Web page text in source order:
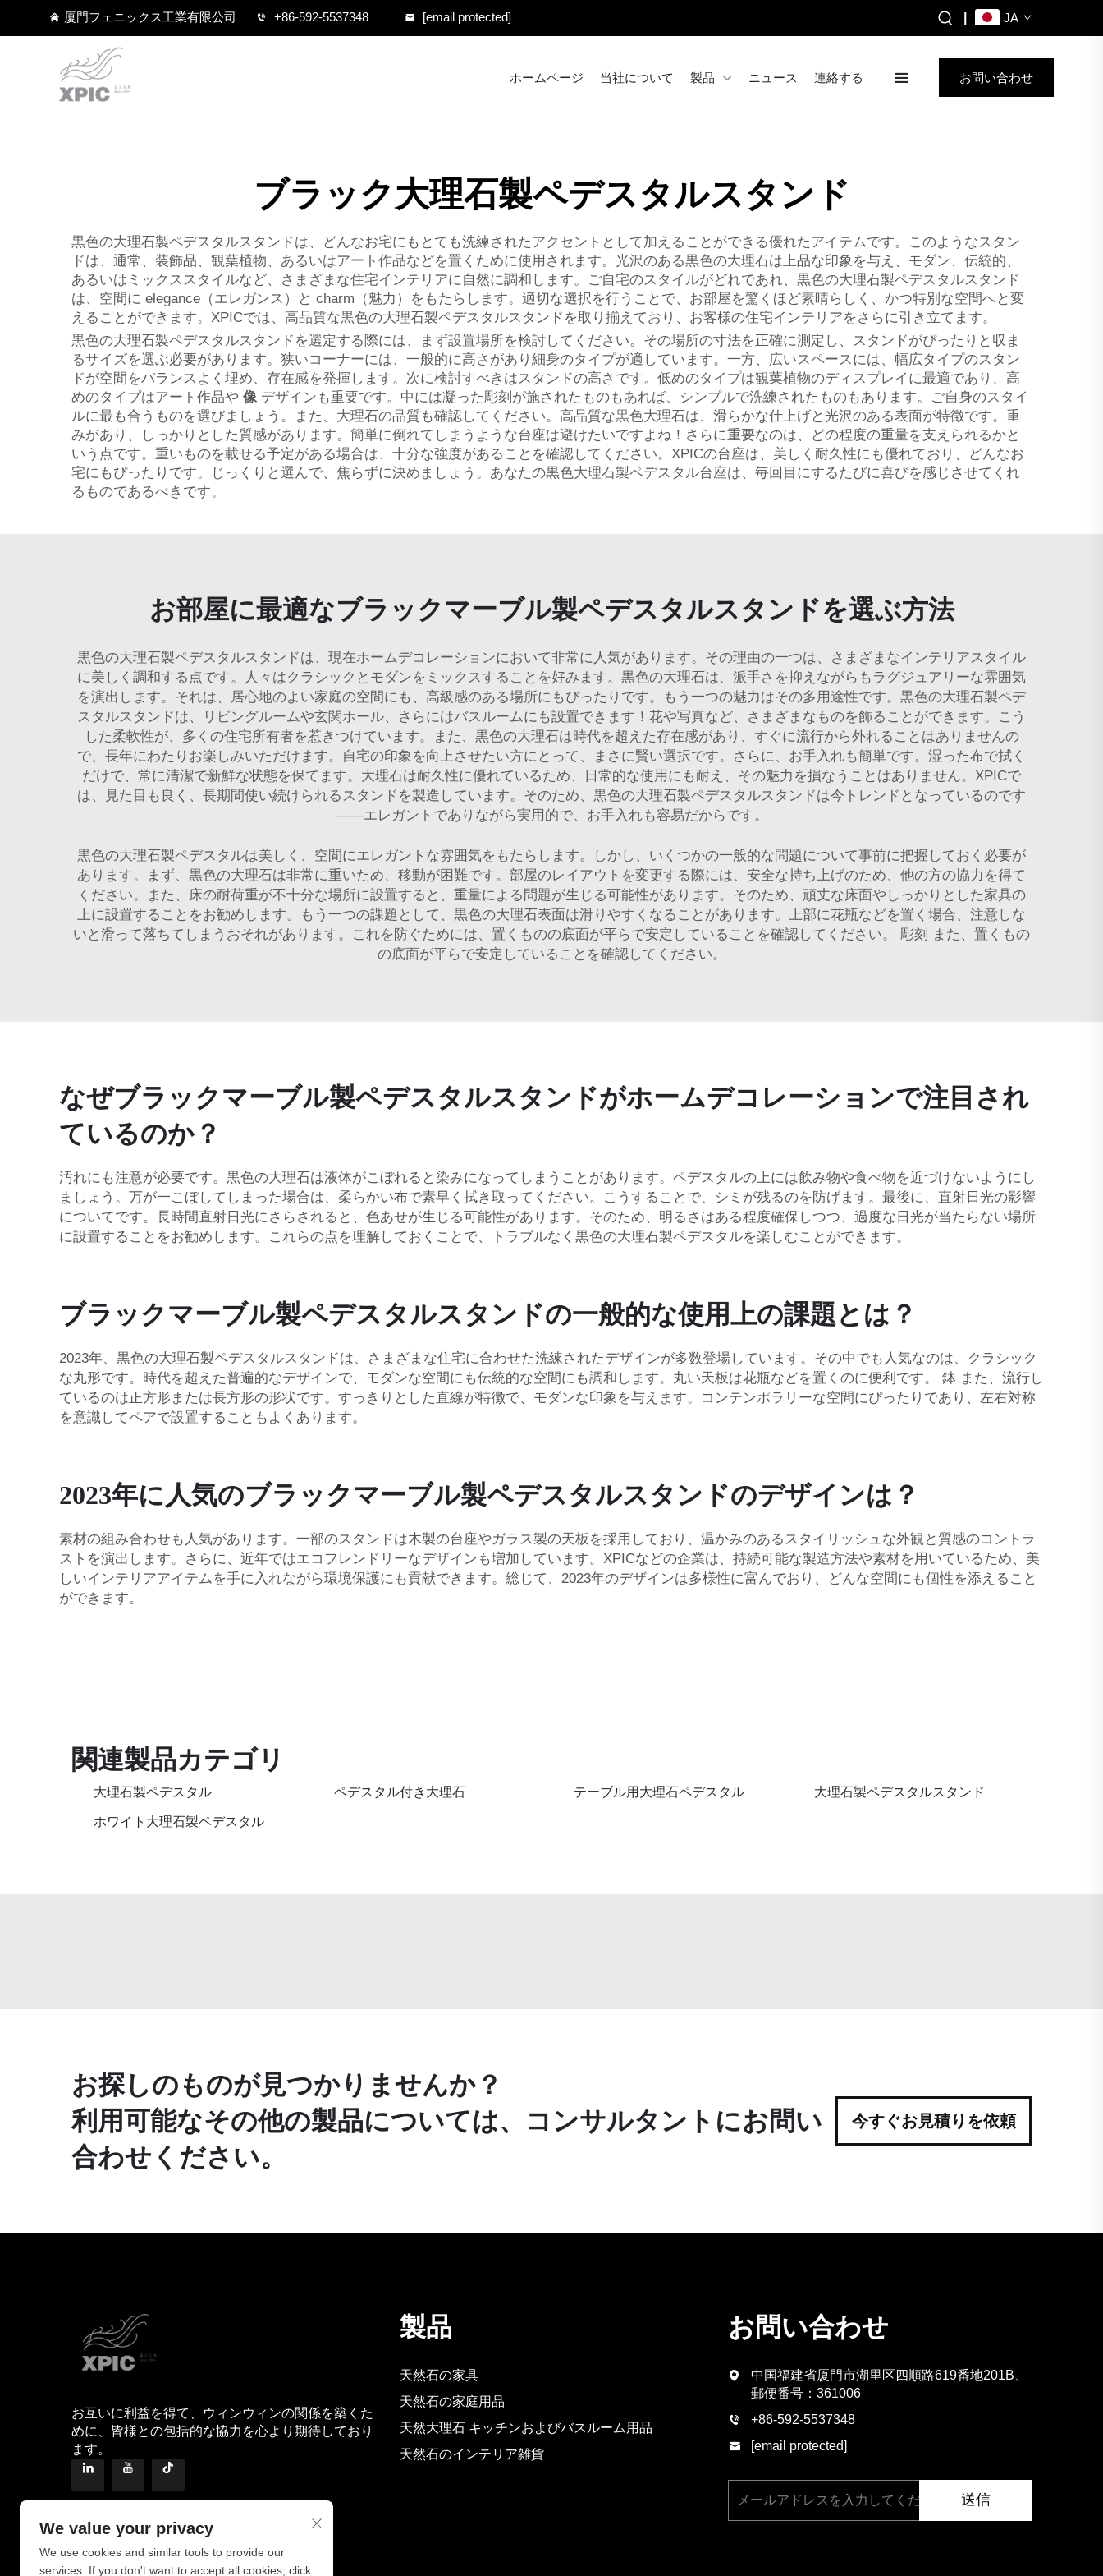
厦門フェニックス工業有限公司 +86-592-5537348 [email protected] JA
ホームページ 当社について 製品 ニュース 連絡する お問い合わせ
ブラック大理石製ペデスタルスタンド
黒色の大理石製ペデスタルスタンドは、どんなお宅にもとても洗練されたアクセントとして加えることができる優れたアイテムです。このようなスタン
ドは、通常、装飾品、観葉植物、あるいはアート作品などを置くために使用されます。光沢のある黒色の大理石は上品な印象を与え、モダン、伝統的、
あるいはミックススタイルなど、さまざまな住宅インテリアに自然に調和します。ご自宅のスタイルがどれであれ、黒色の大理石製ペデスタルスタンド
は、空間に elegance（エレガンス）と charm（魅力）をもたらします。適切な選択を行うことで、お部屋を驚くほど素晴らしく、かつ特別な空間へと変
えることができます。XPICでは、高品質な黒色の大理石製ペデスタルスタンドを取り揃えており、お客様の住宅インテリアをさらに引き立てます。
黒色の大理石製ペデスタルスタンドを選定する際には、まず設置場所を検討してください。その場所の寸法を正確に測定し、スタンドがぴったりと収ま
るサイズを選ぶ必要があります。狭いコーナーには、一般的に高さがあり細身のタイプが適しています。一方、広いスペースには、幅広タイプのスタン
ドが空間をバランスよく埋め、存在感を発揮します。次に検討すべきはスタンドの高さです。低めのタイプは観葉植物のディスプレイに最適であり、高
めのタイプはアート作品や 像 デザインも重要です。中には凝った彫刻が施されたものもあれば、シンプルで洗練されたものもあります。ご自身のスタイ
ルに最も合うものを選びましょう。また、大理石の品質も確認してください。高品質な黒色大理石は、滑らかな仕上げと光沢のある表面が特徴です。重
みがあり、しっかりとした質感があります。簡単に倒れてしまうような台座は避けたいですよね！さらに重要なのは、どの程度の重量を支えられるかと
いう点です。重いものを載せる予定がある場合は、十分な強度があることを確認してください。XPICの台座は、美しく耐久性にも優れており、どんなお
宅にもぴったりです。じっくりと選んで、焦らずに決めましょう。あなたの黒色大理石製ペデスタル台座は、毎回目にするたびに喜びを感じさせてくれ
るものであるべきです。
お部屋に最適なブラックマーブル製ペデスタルスタンドを選ぶ方法
黒色の大理石製ペデスタルスタンドは、現在ホームデコレーションにおいて非常に人気があります。その理由の一つは、さまざまなインテリアスタイル
に美しく調和する点です。人々はクラシックとモダンをミックスすることを好みます。黒色の大理石は、派手さを抑えながらもラグジュアリーな雰囲気
を演出します。それは、居心地のよい家庭の空間にも、高級感のある場所にもぴったりです。もう一つの魅力はその多用途性です。黒色の大理石製ペデ
スタルスタンドは、リビングルームや玄関ホール、さらにはバスルームにも設置できます！花や写真など、さまざまなものを飾ることができます。こう
した柔軟性が、多くの住宅所有者を惹きつけています。また、黒色の大理石は時代を超えた存在感があり、すぐに流行から外れることはありませんの
で、長年にわたりお楽しみいただけます。自宅の印象を向上させたい方にとって、まさに賢い選択です。さらに、お手入れも簡単です。湿った布で拭く
だけで、常に清潔で新鮮な状態を保てます。大理石は耐久性に優れているため、日常的な使用にも耐え、その魅力を損なうことはありません。XPICで
は、見た目も良く、長期間使い続けられるスタンドを製造しています。そのため、黒色の大理石製ペデスタルスタンドは今トレンドとなっているのです
——エレガントでありながら実用的で、お手入れも容易だからです。
黒色の大理石製ペデスタルは美しく、空間にエレガントな雰囲気をもたらします。しかし、いくつかの一般的な問題について事前に把握しておく必要が
あります。まず、黒色の大理石は非常に重いため、移動が困難です。部屋のレイアウトを変更する際には、安全な持ち上げのため、他の方の協力を得て
ください。また、床の耐荷重が不十分な場所に設置すると、重量による問題が生じる可能性があります。そのため、頑丈な床面やしっかりとした家具の
上に設置することをお勧めします。もう一つの課題として、黒色の大理石表面は滑りやすくなることがあります。上部に花瓶などを置く場合、注意しな
いと滑って落ちてしまうおそれがあります。これを防ぐためには、置くものの底面が平らで安定していることを確認してください。 彫刻
また、置くもの
の底面が平らで安定していることを確認してください。
なぜブラックマーブル製ペデスタルスタンドがホームデコレーションで注目され
ているのか？
汚れにも注意が必要です。黒色の大理石は液体がこぼれると染みになってしまうことがあります。ペデスタルの上には飲み物や食べ物を近づけないようにし
ましょう。万が一こぼしてしまった場合は、柔らかい布で素早く拭き取ってください。こうすることで、シミが残るのを防げます。最後に、直射日光の影響
についてです。長時間直射日光にさらされると、色あせが生じる可能性があります。そのため、明るさはある程度確保しつつ、過度な日光が当たらない場所
に設置することをお勧めします。これらの点を理解しておくことで、トラブルなく黒色の大理石製ペデスタルを楽しむことができます。
ブラックマーブル製ペデスタルスタンドの一般的な使用上の課題とは？
2023年、黒色の大理石製ペデスタルスタンドは、さまざまな住宅に合わせた洗練されたデザインが多数登場しています。その中でも人気なのは、クラシック
な丸形です。時代を超えた普遍的なデザインで、モダンな空間にも伝統的な空間にも調和します。丸い天板は花瓶などを置くのに便利です。 鉢 また、流行し
ているのは正方形または長方形の形状です。すっきりとした直線が特徴で、モダンな印象を与えます。コンテンポラリーな空間にぴったりであり、左右対称
を意識してペアで設置することもよくあります。
2023年に人気のブラックマーブル製ペデスタルスタンドのデザインは？
素材の組み合わせも人気があります。一部のスタンドは木製の台座やガラス製の天板を採用しており、温かみのあるスタイリッシュな外観と質感のコントラ
ストを演出します。さらに、近年ではエコフレンドリーなデザインも増加しています。XPICなどの企業は、持続可能な製造方法や素材を用いているため、美
しいインテリアアイテムを手に入れながら環境保護にも貢献できます。総じて、2023年のデザインは多様性に富んでおり、どんな空間にも個性を添えること
ができます。
関連製品カテゴリ
大理石製ペデスタル ペデスタル付き大理石 テーブル用大理石ペデスタル 大理石製ペデスタルスタンド
ホワイト大理石製ペデスタル
お探しのものが見つかりませんか？
利用可能なその他の製品については、コンサルタントにお問い
合わせください。
今すぐお見積りを依頼
お互いに利益を得て、ウィンウィンの関係を築くた
めに、皆様との包括的な協力を心より期待しており
ます。
製品
天然石の家具
天然石の家庭用品
天然大理石 キッチンおよびバスルーム用品
天然石のインテリア雑貨
お問い合わせ
中国福建省厦門市湖里区四順路619番地201B、
郵便番号：361006
+86-592-5537348
[email protected]
送信
We value your privacy
We use cookies and similar tools to provide our
services. If you don't want to accept all cookies, click